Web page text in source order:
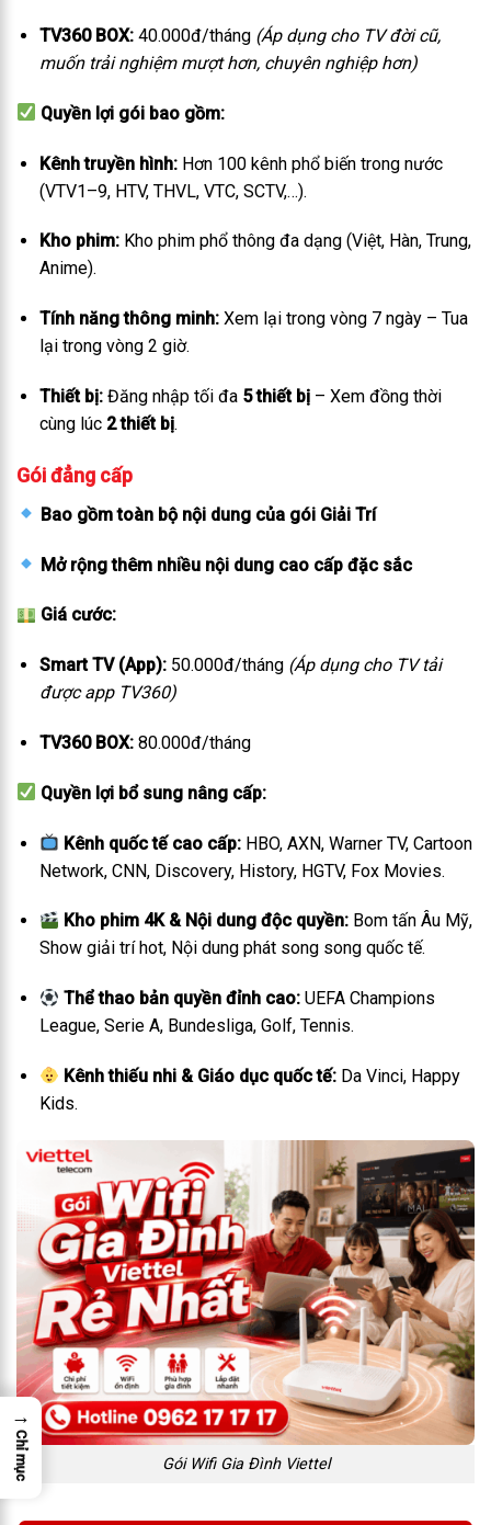
TV360 BOX:40.000đ/tháng (Áp dụng cho TV đời cũ,
muốn trải nghiệm mượt hơn, chuyên nghiệp hơn)
Quyền lợi gói bao gồm:
Kênh truyền hình:Hơn 100 kênh phổ biến trong nước
(VTV1–9, HTV, THVL, VTC, SCTV,…).
Kho phim:Kho phim phổ thông đa dạng (Việt, Hàn, Trung,
Anime).
Tính năng thông minh:Xem lại trong vòng 7 ngày – Tua
lại trong vòng 2 giờ.
Thiết bị:Đăng nhập tối đa 5 thiết bị– Xem đồng thời
cùng lúc 2 thiết bị.
Gói đẳng cấp
Bao gồm toàn bộ nội dung của gói Giải Trí
Mở rộng thêm nhiều nội dung cao cấp đặc sắc
Giá cước:
Smart TV (App):50.000đ/tháng (Áp dụng cho TV tải
được app TV360)
TV360 BOX:80.000đ/tháng
Quyền lợi bổ sung nâng cấp:
Kênh quốc tế cao cấp: HBO, AXN, Warner TV, Cartoon
Network, CNN, Discovery, History, HGTV, Fox Movies.
Kho phim 4K & Nội dung độc quyền: Bom tấn Âu Mỹ,
Show giải trí hot, Nội dung phát song song quốc tế.
Thể thao bản quyền đỉnh cao: UEFA Champions
League, Serie A, Bundesliga, Golf, Tennis.
Kênh thiếu nhi & Giáo dục quốc tế: Da Vinci, Happy
Kids.
Gói Wifi Gia Đình Viettel
→
Chỉ mục